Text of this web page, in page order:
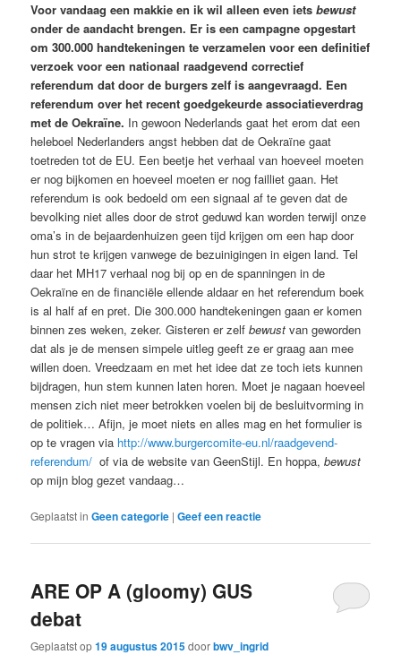
Voor vandaag een makkie en ik wil alleen even ietsbewust
onder de aandacht brengen. Er is een campagne opgestart
om 300.000 handtekeningen te verzamelen voor een definitief
verzoek voor een nationaal raadgevend correctief
referendum dat door de burgers zelf is aangevraagd. Een
referendum over het recent goedgekeurde associatieverdrag
met de Oekraïne. In gewoon Nederlands gaat het erom dat een
heleboel Nederlanders angst hebben dat de Oekraïne gaat
toetreden tot de EU. Een beetje het verhaal van hoeveel moeten
er nog bijkomen en hoeveel moeten er nog failliet gaan. Het
referendum is ook bedoeld om een signaal af te geven dat de
bevolking niet alles door de strot geduwd kan worden terwijl onze
oma’s in de bejaardenhuizen geen tijd krijgen om een hap door
hun strot te krijgen vanwege de bezuinigingen in eigen land. Tel
daar het MH17 verhaal nog bij op en de spanningen in de
Oekraïne en de financiële ellende aldaar en het referendum boek
is al half af en pret. Die 300.000 handtekeningen gaan er komen
binnen zes weken, zeker. Gisteren er zelfbewustvan geworden
dat als je de mensen simpele uitleg geeft ze er graag aan mee
willen doen. Vreedzaam en met het idee dat ze toch iets kunnen
bijdragen, hun stem kunnen laten horen. Moet je nagaan hoeveel
mensen zich niet meer betrokken voelen bij de besluitvorming in
de politiek… Afijn, je moet niets en alles mag en het formulier is
op te vragen via http://www.burgercomite-eu.nl/raadgevend-
referendum/ of via de website van GeenStijl. En hoppa,bewust
op mijn blog gezet vandaag…
Geplaatst in Geen categorie |Geef een reactie
ARE OP A (gloomy) GUS
debat
Geplaatst op19 augustus 2015doorbwv_ingrid